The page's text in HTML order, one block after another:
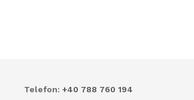
Telefon: +40 788 760 194